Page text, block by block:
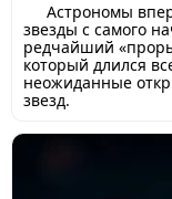
Астрономы
звезды с самого
редчайший
который длился
неожиданные
звезд.